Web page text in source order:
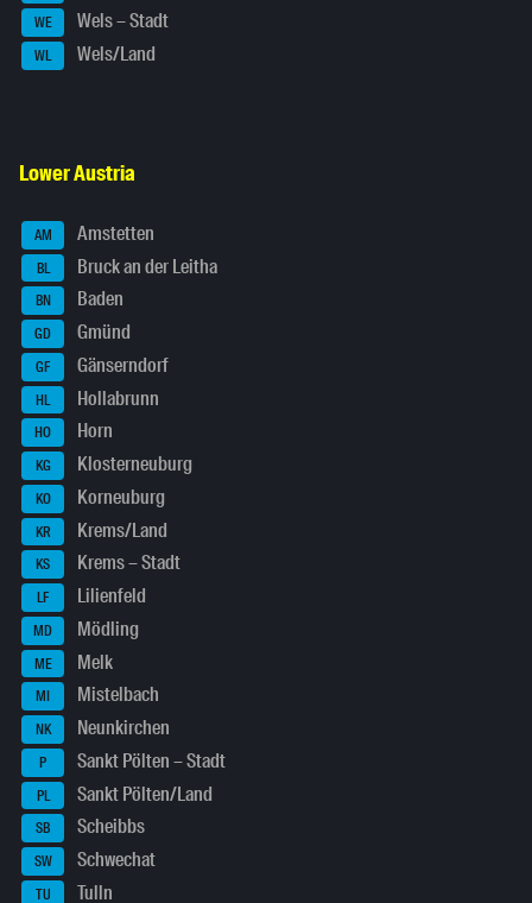
WE Wels – Stadt
WL Wels/Land
Lower Austria
AM Amstetten
BL Bruck an der Leitha
BN Baden
GD Gmünd
GF Gänserndorf
HL Hollabrunn
HO Horn
KG Klosterneuburg
KO Korneuburg
KR Krems/Land
KS Krems – Stadt
LF Lilienfeld
MD Mödling
ME Melk
MI Mistelbach
NK Neunkirchen
P Sankt Pölten – Stadt
PL Sankt Pölten/Land
SB Scheibbs
SW Schwechat
TU Tulln